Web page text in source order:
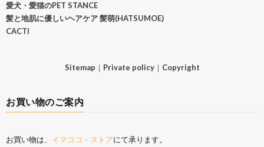
愛犬・愛猫のPET STANCE
髪と地肌に優しいヘアケア 髪萌(HATSUMOE)
CACTI
Sitemap ｜ Private policy｜ Copyright
お買い物のご案内
お買い物は、 イマココ・ストアにて承ります。